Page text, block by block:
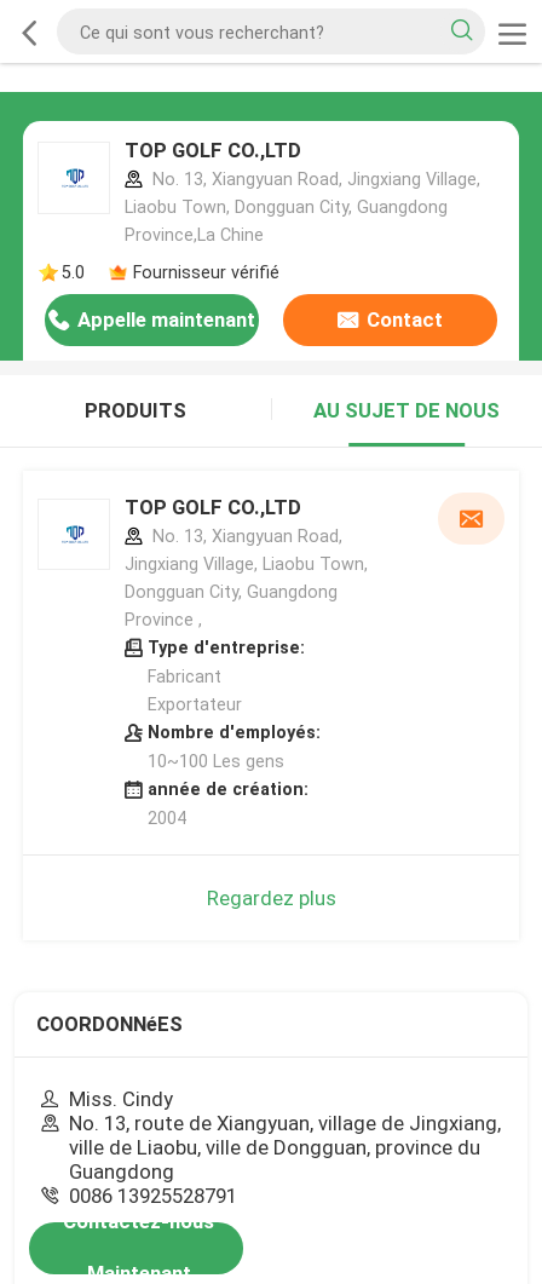
TOP GOLF CO.,LTD
No. 13, Xiangyuan Road, Jingxiang Village,
Liaobu Town, Dongguan City, Guangdong
Province,La Chine
5.0
Fournisseur vérifié
Appelle maintenant Contact
PRODUITS AU SUJET DE NOUS
TOP GOLF CO.,LTD
No. 13, Xiangyuan Road,
Jingxiang Village, Liaobu Town,
Dongguan City, Guangdong
Province ,
Type d'entreprise:
Fabricant
Exportateur
Nombre d'employés:
10~100 Les gens
année de création:
2004
Regardez plus
COORDONNéES
Miss. Cindy
No. 13, route de Xiangyuan, village de Jingxiang,
ville de Liaobu, ville de Dongguan, province du
Guangdong
0086 13925528791
Contactez-nous
Maintenant